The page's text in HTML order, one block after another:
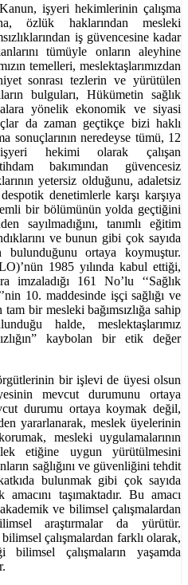
işyeri hekimlerinin çalışma
özlük haklarından mesleki
iş güvencesine kadar
tümüyle onların aleyhine
temelleri, meslektaşlarımızdan
sonrası tezlerin ve yürütülen
bulguları, Hükümetin sağlık
yönelik ekonomik ve siyasi
da zaman geçtikçe bizi haklı
sonuçlarının neredeyse tümü, 12
hekimi olarak çalışan
bakımından güvencesiz
yetersiz olduğunu, adaletsiz
denetimlerle karşı karşıya
bir bölümünün yolda geçtiğini
sayılmadığını, tanımlı eğitim
ve bunun gibi çok sayıda
bulunduğunu ortaya koymuştur.
1985 yılında kabul ettiği,
161 No’lu ‘‘Sağlık
10. maddesinde işçi sağlığı ve
bir mesleki bağımsızlığa sahip
halde, meslektaşlarımız
kaybolan bir etik değer
bir işlevi de üyesi olsun
mevcut durumunu ortaya
durumu ortaya koymak değil,
yararlanarak, meslek üyelerinin
mesleki uygulamalarının
etiğine uygun yürütülmesini
sağlığını ve güvenliğini tehdit
bulunmak gibi çok sayıda
taşımaktadır. Bu amacı
ve bilimsel çalışmalardan
araştırmalar da yürütür.
çalışmalardan farklı olarak,
bilimsel çalışmaların yaşamda